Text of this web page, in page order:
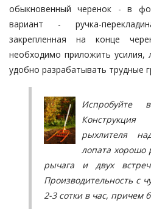
обыкновенный черенок - в
вариант - ручка-
закрепленная на конце
необходимо приложить усилия,
удобно разрабатывать трудные
Испробуйте
рыхлителя
лопата хорошо
рычага и двух
Производительность с
2-3 сотки в час, причем